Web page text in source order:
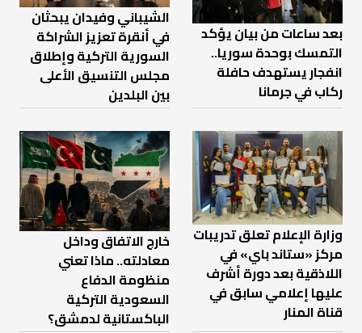
بعد ساعات من بيان يؤكد
التمسك بوحدة سوريا..
انفجار يستهدف حافلة
ركاب في جرمانا
الشيباني وفيدان يبحثان
في أنقرة تعزيز الشراكة
السورية التركية وإطلاق
مجلس التنسيق الأعلى
بين البلدين
وزارة الإعلام تعلق تدريبات
مركز «ستاند باي» في
اللاذقية بعد دورة أشرف
عليها إعلامي سابق في
قناة المنار
خارج الاتفاق وداخل
معادلته.. ماذا تعني
منظومة الدفاع
السعودية التركية
الباكستانية لدمشق؟